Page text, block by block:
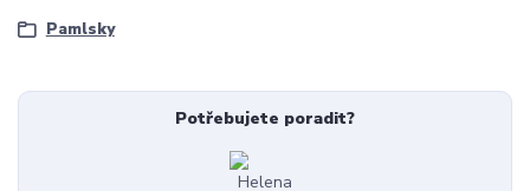
Pamlsky
Potřebujete poradit?